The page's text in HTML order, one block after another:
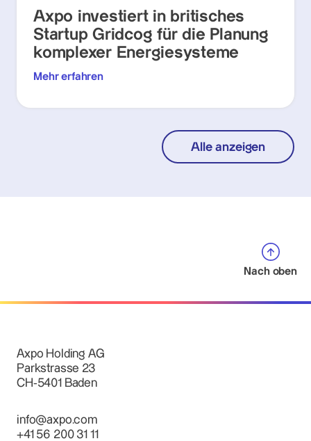
Axpo investiert in britisches
Startup Gridcog für die Planung
komplexer Energiesysteme
Mehr erfahren
Alle anzeigen
Nach oben
Axpo Holding AG
Parkstrasse 23
CH-5401 Baden
info@axpo.com
+41 56 200 31 11